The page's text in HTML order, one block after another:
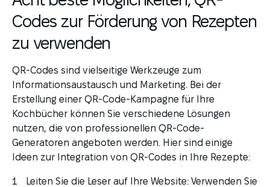
Codes zur Förderung von Rezepten
zu verwenden
QR-Codes sind vielseitige Werkzeuge zum
Informationsaustausch und Marketing. Bei der
Erstellung einer QR-Code-Kampagne für Ihre
Kochbücher können Sie verschiedene Lösungen
nutzen, die von professionellen QR-Code-
Generatoren angeboten werden. Hier sind einige
Ideen zur Integration von QR-Codes in Ihre Rezepte:
Leiten Sie die Leser auf Ihre Website: Verwenden Sie